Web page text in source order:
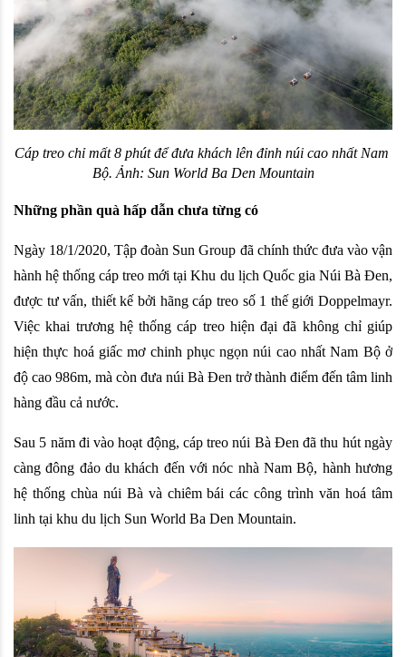
Cáp treo chỉ mất 8 phút để đưa khách lên đỉnh núi cao nhất Nam
Bộ. Ảnh: Sun World Ba Den Mountain
Những phần quà hấp dẫn chưa từng có
Ngày 18/1/2020, Tập đoàn Sun Group đã chính thức đưa vào vận
hành hệ thống cáp treo mới tại Khu du lịch Quốc gia Núi Bà Đen,
được tư vấn, thiết kế bởi hãng cáp treo số 1 thế giới Doppelmayr.
Việc khai trương hệ thống cáp treo hiện đại đã không chỉ giúp
hiện thực hoá giấc mơ chinh phục ngọn núi cao nhất Nam Bộ ở
độ cao 986m, mà còn đưa núi Bà Đen trở thành điểm đến tâm linh
hàng đầu cả nước.
Sau 5 năm đi vào hoạt động, cáp treo núi Bà Đen đã thu hút ngày
càng đông đảo du khách đến với nóc nhà Nam Bộ, hành hương
hệ thống chùa núi Bà và chiêm bái các công trình văn hoá tâm
linh tại khu du lịch Sun World Ba Den Mountain.